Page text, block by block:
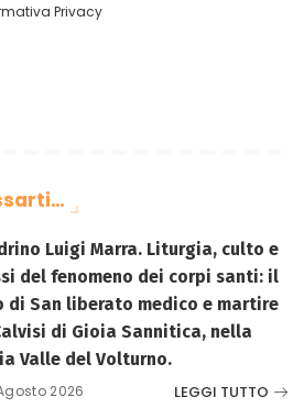
Privacy
Luigi Marra. Liturgia, culto e
del fenomeno dei corpi santi: il
di San liberato medico e martire
di Gioia Sannitica, nella
Valle del Volturno.
2026 LEGGI TUTTO